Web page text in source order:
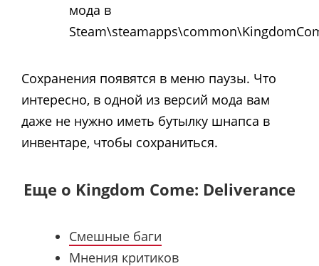
мода в
Сохранения появятся в меню паузы. Что
интересно, в одной из версий мода вам
даже не нужно иметь бутылку шнапса в
инвентаре, чтобы сохраниться.
Еще о Kingdom Come: Deliverance
Смешные баги
Мнения критиков